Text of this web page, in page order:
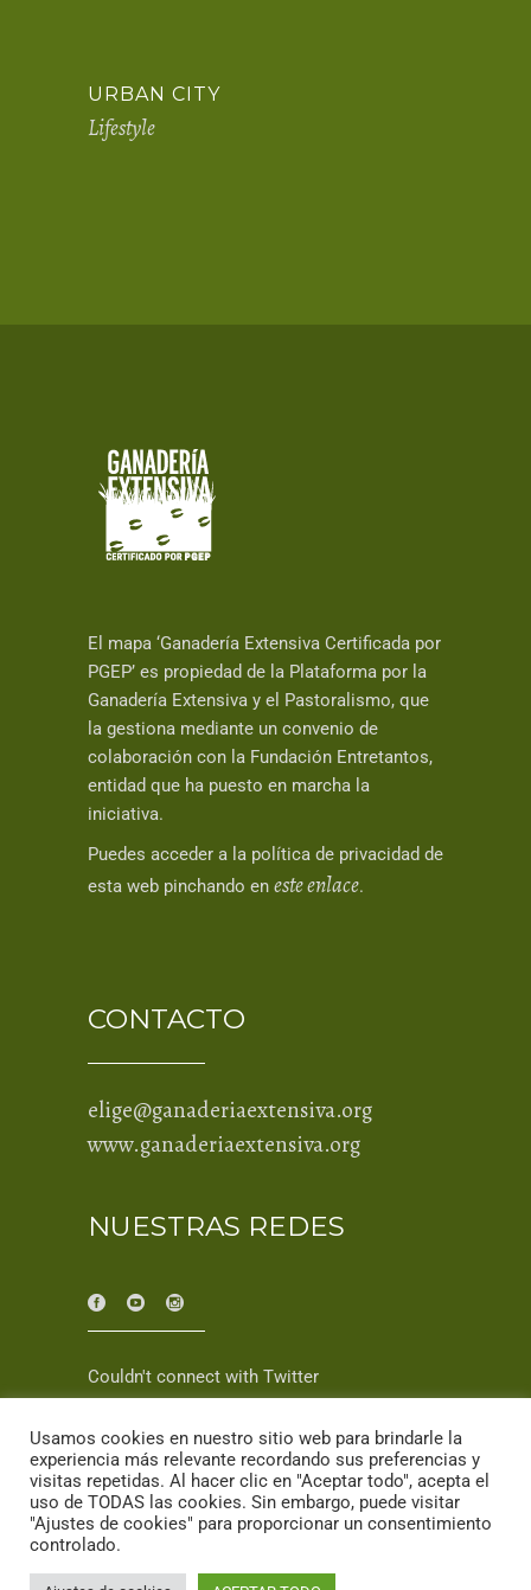
URBAN CITY
Lifestyle
El mapa ‘Ganadería Extensiva Certificada por
PGEP’ es propiedad de la Plataforma por la
Ganadería Extensiva y el Pastoralismo, que
la gestiona mediante un convenio de
colaboración con la Fundación Entretantos,
entidad que ha puesto en marcha la
iniciativa.
Puedes acceder a la política de privacidad de
esta web pinchando en este enlace.
CONTACTO
elige@ganaderiaextensiva.org
www.ganaderiaextensiva.org
NUESTRAS REDES
Couldn't connect with Twitter
© 2025 Ganadería Extensiva
Usamos cookies en nuestro sitio web para brindarle la
experiencia más relevante recordando sus preferencias y
visitas repetidas. Al hacer clic en "Aceptar todo", acepta el
uso de TODAS las cookies. Sin embargo, puede visitar
"Ajustes de cookies" para proporcionar un consentimiento
controlado.